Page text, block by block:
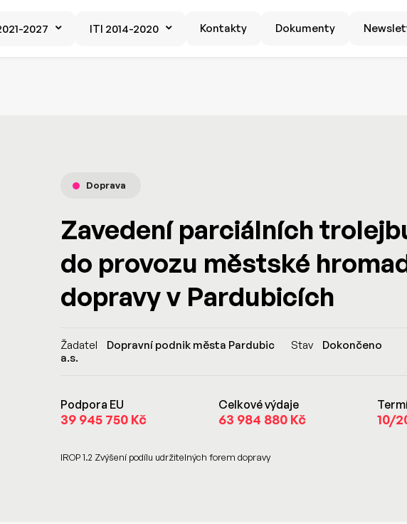
2027 ITI 2014-2020 Kontakty Dokumenty
Doprava
Zavedení parciálních
do provozu městské
dopravy v Pardubicích
Žadatel
Dopravní podnik města Pardubic
a.s.
Stav Dokončeno
Podpora EU
39 945 750 Kč
Celkové výdaje
63 984 880 Kč 10/
IROP 1.2 Zvýšení podílu udržitelných forem dopravy